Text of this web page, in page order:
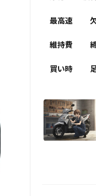
最高速
維持費
買い時